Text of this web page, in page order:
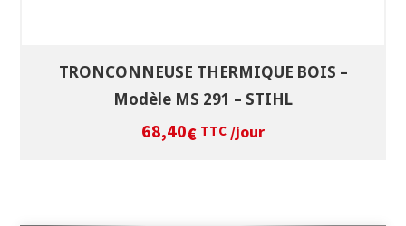
TRONCONNEUSE THERMIQUE BOIS –
Modèle MS 291 – STIHL
68,40€ TTC /jour